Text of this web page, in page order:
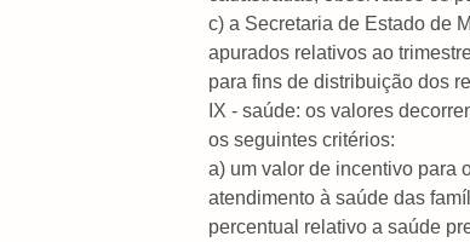
c) a Secretaria de Estado de
apurados relativos ao
para fins de distribuição dos
IX - saúde: os valores
os seguintes critérios:
a) um valor de incentivo para
atendimento à saúde das
percentual relativo a saúde